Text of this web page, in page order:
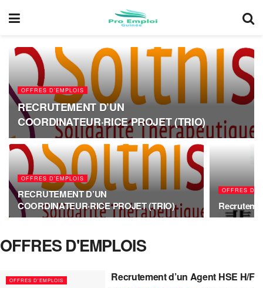
OFFRES D'EMPLOIS
RECRUTEMENT D’UN
COORDINATEUR·RICE PROJET (TRIO)
OFFRES D'EMPLOIS
RECRUTEMENT D’UN
COORDINATEUR·RICE PROJET (TRIO)
OFFRES
OFFRES D'EMPLOIS
OFFRES D'EMPLOIS Recrutement d’un Agent HSE H/F